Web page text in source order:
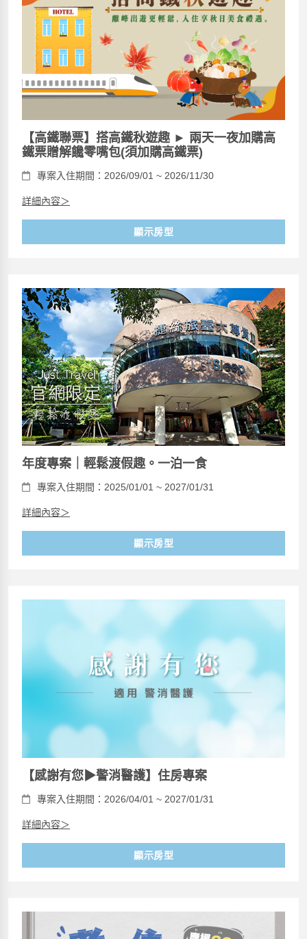
【高鐵聯票】搭高鐵秋遊趣 ► 兩天一夜加購高
鐵票贈解饞零嘴包(須加購高鐵票)
專案入住期間：2026/09/01 ~ 2026/11/30
詳細內容＞
顯示房型
年度專案｜輕鬆渡假趣。一泊一食
專案入住期間：2025/01/01 ~ 2027/01/31
詳細內容＞
顯示房型
【感謝有您▶警消醫護】住房專案
專案入住期間：2026/04/01 ~ 2027/01/31
詳細內容＞
顯示房型